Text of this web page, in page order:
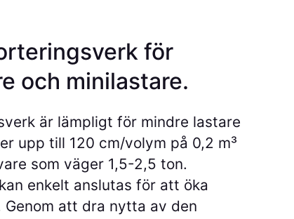
för
och minilastare.
är lämpligt för mindre lastare
upp till 120 cm/volym på 0,2 m³
som väger 1,5-2,5 ton.
enkelt anslutas för att öka
att dra nytta av den